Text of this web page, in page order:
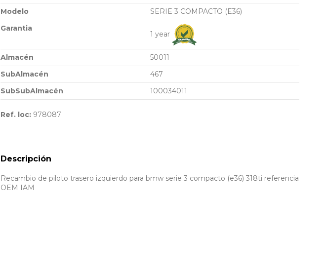
Modelo
SERIE 3 COMPACTO (E36)
Garantia
1 year
Almacén
50011
SubAlmacén
467
SubSubAlmacén
100034011
Ref. loc: 978087
Descripción
Recambio de piloto trasero izquierdo para bmw serie 3 compacto (e36) 318ti referencia
OEM IAM